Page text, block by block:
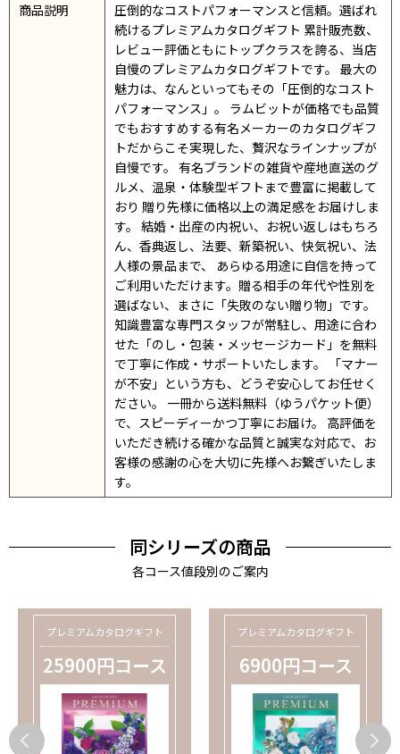
商品説明
圧倒的なコストパフォーマンスと信頼。選ばれ
続けるプレミアムカタログギフト 累計販売数、
レビュー評価ともにトップクラスを誇る、当店
自慢のプレミアムカタログギフトです。 最大の
魅力は、なんといってもその「圧倒的なコスト
パフォーマンス」。 ラムビットが価格でも品質
でもおすすめする有名メーカーのカタログギフ
トだからこそ実現した、贅沢なラインナップが
自慢です。 有名ブランドの雑貨や産地直送のグ
ルメ、温泉・体験型ギフトまで豊富に掲載して
おり 贈り先様に価格以上の満足感をお届けしま
す。 結婚・出産の内祝い、お祝い返しはもちろ
ん、香典返し、法要、新築祝い、快気祝い、法
人様の景品まで、 あらゆる用途に自信を持って
ご利用いただけます。贈る相手の年代や性別を
選ばない、まさに「失敗のない贈り物」です。
知識豊富な専門スタッフが常駐し、用途に合わ
せた「のし・包装・メッセージカード」を無料
で丁寧に作成・サポートいたします。 「マナー
が不安」という方も、どうぞ安心してお任せく
ださい。 一冊から送料無料（ゆうパケット便）
で、スピーディーかつ丁寧にお届け。 高評価を
いただき続ける確かな品質と誠実な対応で、お
客様の感謝の心を大切に先様へお繋ぎいたしま
す。
同シリーズの商品
各コース値段別のご案内
プレミアムカタログギフト
25900円コース
プレミアムカタログギフト
6900円コース